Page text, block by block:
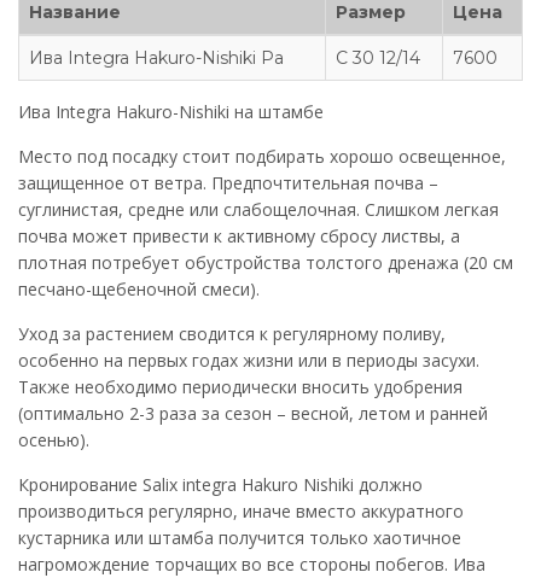
Название Размер Цена
Ива Integra Hakuro-Nishiki Pa C 30 12/14 7600
Ива Integra Hakuro-Nishiki на штамбе
Место под посадку стоит подбирать хорошо освещенное,
защищенное от ветра. Предпочтительная почва –
суглинистая, средне или слабощелочная. Слишком легкая
почва может привести к активному сбросу листвы, а
плотная потребует обустройства толстого дренажа (20 см
песчано-щебеночной смеси).
Уход за растением сводится к регулярному поливу,
особенно на первых годах жизни или в периоды засухи.
Также необходимо периодически вносить удобрения
(оптимально 2-3 раза за сезон – весной, летом и ранней
осенью).
Кронирование Salix integra Hakuro Nishiki должно
производиться регулярно, иначе вместо аккуратного
кустарника или штамба получится только хаотичное
нагромождение торчащих во все стороны побегов. Ива